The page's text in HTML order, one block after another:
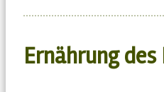
Ernährung des